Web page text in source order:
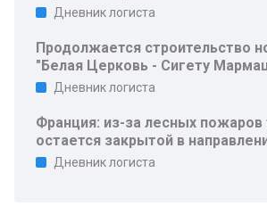
Дневник логиста
Продолжается строительство
"Белая Церковь - Сигету
Дневник логиста
Франция: из-за лесных пожаров
остается закрытой в
Дневник логиста